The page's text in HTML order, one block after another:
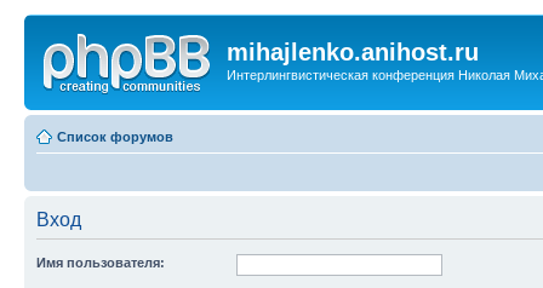
mihajlenko.anihost.ru
Интерлингвистическая конференция Николая
Список форумов
Вход
Имя пользователя: